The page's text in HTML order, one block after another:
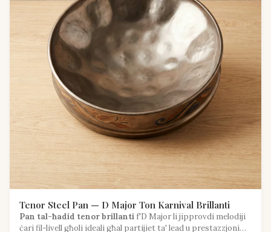
Tenor Steel Pan — D Major Ton Karnival Brillanti
Pan tal-ħadid tenor brillantif'D Major li jipprovdi melodiji
ċari fil-livell għoli ideali għal partijiet ta' lead u prestazzjoni